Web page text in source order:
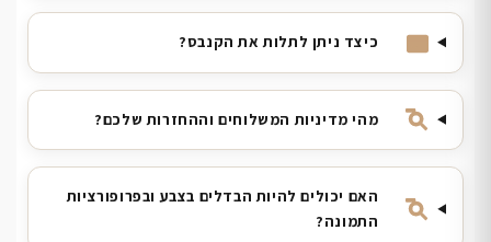
כיצד ניתן לתלות את הקנבס?
מהי מדיניות המשלוחים וההחזרות שלכם?
האם יכולים להיות הבדלים בצבע ובפרופורציות
התמונה?